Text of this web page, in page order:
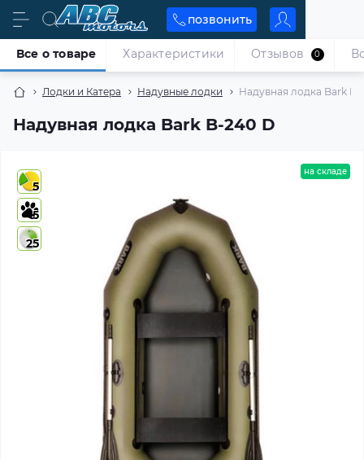
позвонить
Лодки и Катера Надувные лодки Надувная лодка Bark B-
Надувная лодка Bark B-240 D
Все о товаре Характеристики Отзывов 0
5
5
25
на складе